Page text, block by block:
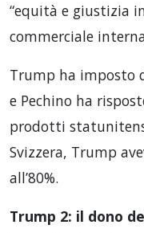
“equità e giustizia
commerciale
Trump ha imposto
e Pechino ha
prodotti
Svizzera, Trump
all’80%.
Trump 2: il dono